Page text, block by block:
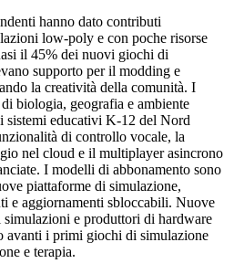
hanno dato contributi
low-poly e con poche risorse
il 45% dei nuovi giochi di
supporto per il modding e
la creatività della comunità. I
biologia, geografia e ambiente
sistemi educativi K-12 del Nord
di controllo vocale, la
nel cloud e il multiplayer asincrono
I modelli di abbonamento sono
piattaforme di simulazione,
e aggiornamenti sbloccabili. Nuove
e produttori di hardware
avanti i primi giochi di simulazione
e terapia.